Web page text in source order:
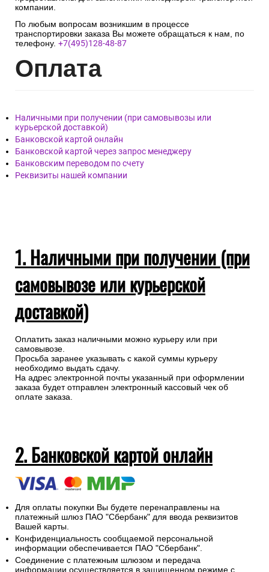
компании.
По любым вопросам возникшим в процессе
транспортировки заказа Вы можете обращаться к нам, по
телефону. +7(495)128-48-87
Оплата
Наличными при получении (при самовывозы или
курьерской доставкой)
Банковской картой онлайн
Банковской картой через запрос менеджеру
Банковским переводом по счету
Реквизиты нашей компании
1. Наличными при получении (при
самовывозе или курьерской
доставкой)
Оплатить заказ наличными можно курьеру или при
самовывозе.
Просьба заранее указывать с какой суммы курьеру
необходимо выдать сдачу.
На адрес электронной почты указанный при оформлении
заказа будет отправлен электронный кассовый чек об
оплате заказа.
2. Банковской картой онлайн
Для оплаты покупки Вы будете перенаправлены на
платежный шлюз ПАО "Сбербанк" для ввода реквизитов
Вашей карты.
Конфиденциальность сообщаемой персональной
информации обеспечивается ПАО "Сбербанк".
Соединение с платежным шлюзом и передача
информации осуществляется в защищенном режиме с